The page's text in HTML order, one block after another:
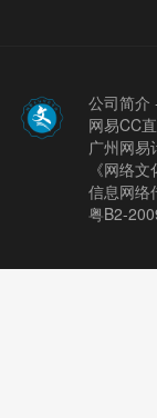
公司简介
网易CC
广州网
《网络
信息网络
粤B2-